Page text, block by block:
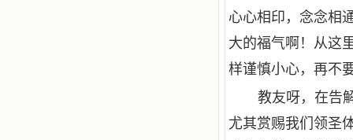
心心相印，念念相
大的福气啊！从这
样谨慎小心，再不
教友呀，在告
尤其赏赐我们领圣